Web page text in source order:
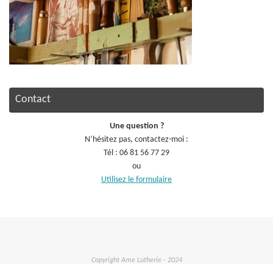
Contact
Une question ?
N’hésitez pas, contactez-moi :
Tél : 06 81 56 77 29
ou
Utilisez le formulaire
Copyright Ame Lutherie - 2024